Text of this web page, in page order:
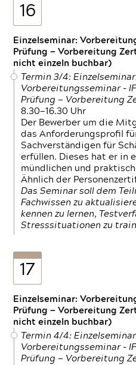
16
Einzelseminar:
Prüfung — Vorbereitung
nicht einzeln buchbar)
Termin 3/4:
Vorbereitungsseminar -
Prüfung — Vorbereitung
8.30—16.30 Uhr
Der Bewerber um die
das Anforderungsprofil
Sachverständigen für
erfüllen. Dieses hat er in
mündlichen und
Ähnlich der
Das Seminar soll dem
Fachwissen zu
kennen zu lernen,
Stresssituationen zu
17
Einzelseminar:
Prüfung — Vorbereitung
nicht einzeln buchbar)
Termin 4/4:
Vorbereitungsseminar -
Prüfung — Vorbereitung